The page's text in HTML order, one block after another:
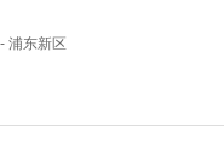
浦东新区